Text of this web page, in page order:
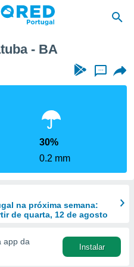
- BA
...
30%
0.2 mm
na próxima semana:
de quarta, 12 de agosto
app da
Instalar